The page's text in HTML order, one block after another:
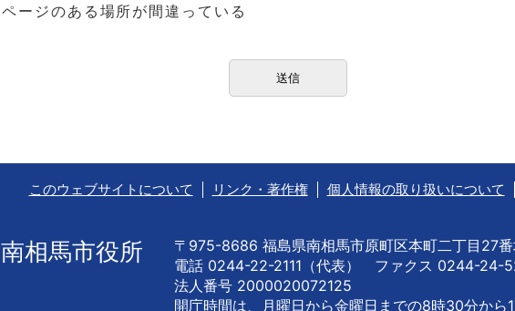
ページのある場所が間違っている
このウェブサイトについて リンク・著作権 個人情報の取り扱いについて
南相馬市役所
〒975-8686 福島県南相馬市原町区本町二丁目27
電話 0244-22-2111（代表） ファクス 0244-24-
法人番号 2000020072125
開庁時間は、月曜日から金曜日までの8時30分から